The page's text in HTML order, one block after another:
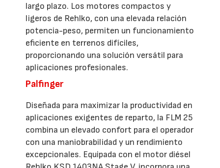
largo plazo. Los motores compactos y
ligeros de Rehlko, con una elevada relación
potencia-peso, permiten un funcionamiento
eficiente en terrenos difíciles,
proporcionando una solución versátil para
aplicaciones profesionales.
Palfinger
Diseñada para maximizar la productividad en
aplicaciones exigentes de reparto, la FLM 25
combina un elevado confort para el operador
con una maniobrabilidad y un rendimiento
excepcionales. Equipada con el motor diésel